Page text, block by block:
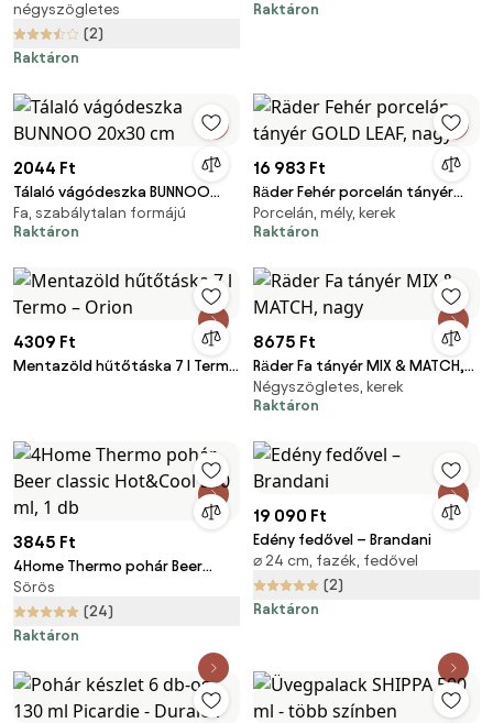
négyszögletes
(2)
Raktáron
Raktáron
2044 Ft
Tálaló vágódeszka BUNNOO
20x30 cm
Fa, szabálytalan formájú
Raktáron
16 983 Ft
Räder Fehér porcelán tányér
GOLD LEAF, nagy
Porcelán, mély, kerek
Raktáron
4309 Ft
Mentazöld hűtőtáska 7 l Termo
8675 Ft
Räder Fa tányér MIX & MATCH,
nagy
Négyszögletes, kerek
Raktáron
3845 Ft
4Home Thermo pohár Beer
classic Hot&Cool 550 ml, 1 db
Sörös
(24)
Raktáron
19 090 Ft
Edény fedővel – Brandani
⌀ 24 cm, fazék, fedővel
(2)
Raktáron